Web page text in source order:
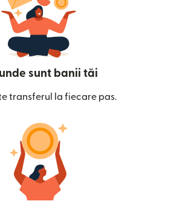
sunt banii tăi
transferul la fiecare pas.